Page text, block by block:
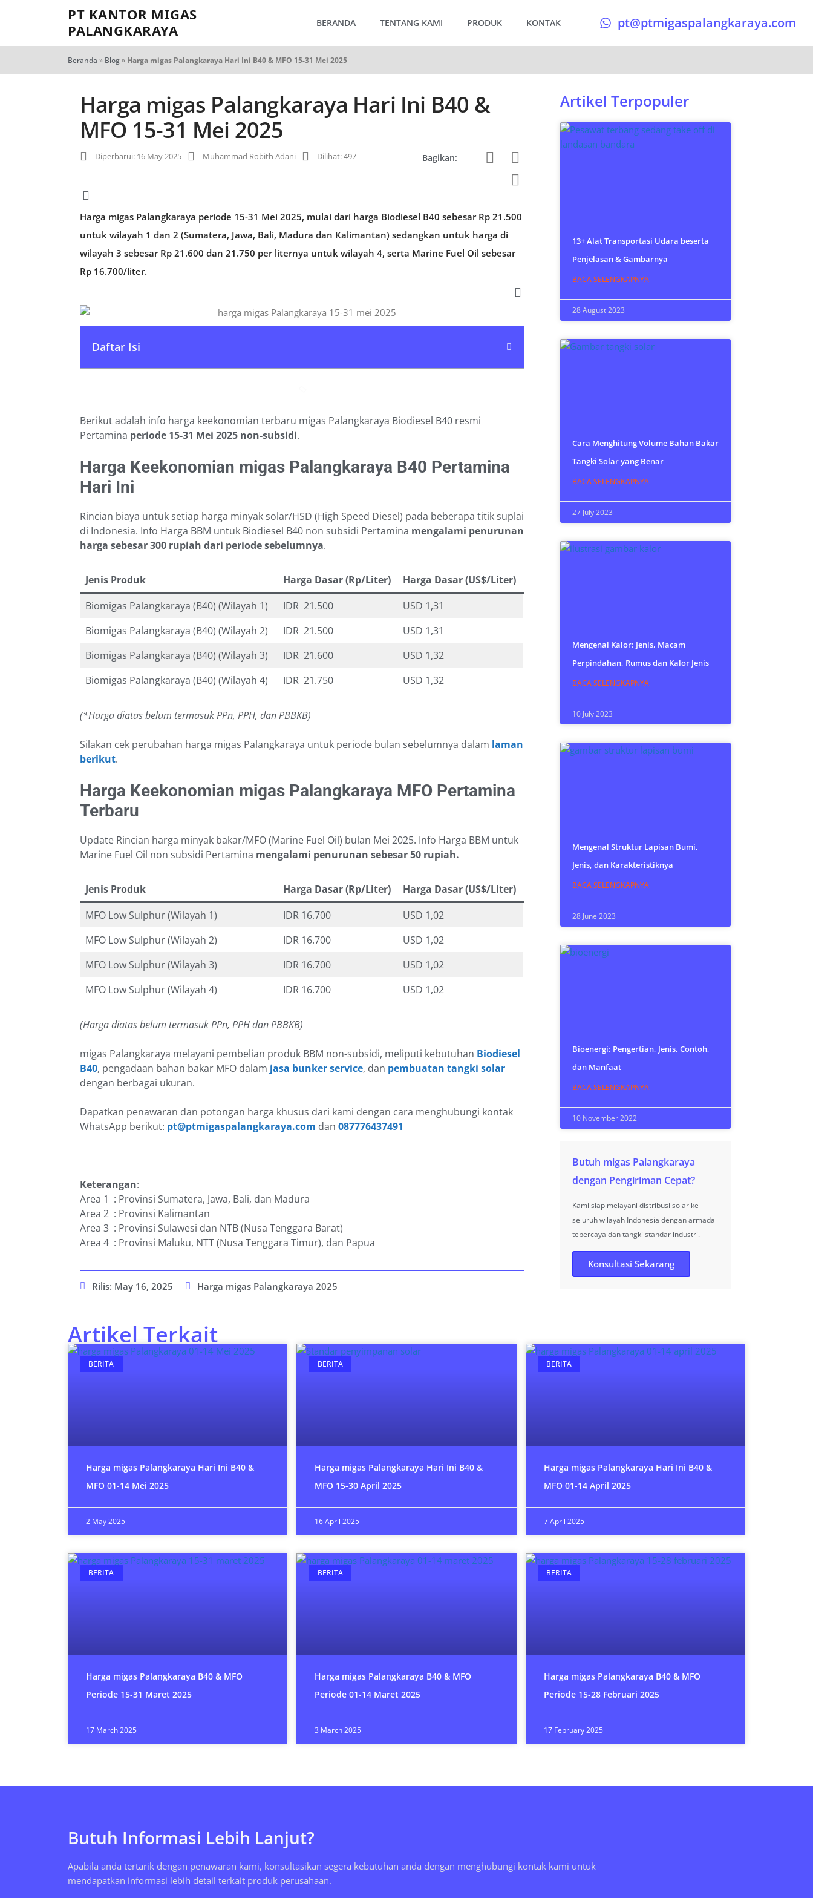
PT KANTOR MIGAS
PALANGKARAYA
BERANDA TENTANG KAMI PRODUK KONTAK pt@ptmigaspalangkaraya.com
Beranda » Blog» Harga migas Palangkaraya Hari Ini B40 & MFO 15-31 Mei 2025
Harga migas Palangkaraya Hari Ini B40 &
MFO 15-31 Mei 2025
Diperbarui: 16 May 2025 Muhammad Robith Adani Dilihat: 497 Bagikan:
Harga migas Palangkaraya periode 15-31 Mei 2025, mulai dari harga Biodiesel B40 sebesar Rp 21.500
untuk wilayah 1 dan 2 (Sumatera, Jawa, Bali, Madura dan Kalimantan) sedangkan untuk harga di
wilayah 3 sebesar Rp 21.600 dan 21.750 per liternya untuk wilayah 4, serta Marine Fuel Oil sebesar
Rp 16.700/liter.
Daftar Isi
Berikut adalah info harga keekonomian terbaru migas Palangkaraya Biodiesel B40 resmi
Pertamina periode 15-31 Mei 2025 non-subsidi.
Harga Keekonomian migas Palangkaraya B40 Pertamina
Hari Ini
Rincian biaya untuk setiap harga minyak solar/HSD (High Speed Diesel) pada beberapa titik suplai
di Indonesia. Info Harga BBM untuk Biodiesel B40 non subsidi Pertamina mengalami penurunan
harga sebesar 300 rupiah dari periode sebelumnya.
Jenis Produk Harga Dasar (Rp/Liter)
Harga Dasar (US$/Liter)
Biomigas Palangkaraya (B40) (Wilayah 1)
IDR 21.500
USD 1,31
Biomigas Palangkaraya (B40) (Wilayah 2)
IDR 21.500
USD 1,31
Biomigas Palangkaraya (B40) (Wilayah 3)
IDR 21.600
USD 1,32
Biomigas Palangkaraya (B40) (Wilayah 4)
IDR 21.750 USD 1,32
(*Harga diatas belum termasuk PPn, PPH, dan PBBKB)
Silakan cek perubahan harga migas Palangkaraya untuk periode bulan sebelumnya dalam laman
berikut.
Harga Keekonomian migas Palangkaraya MFO Pertamina
Terbaru
Update Rincian harga minyak bakar/MFO (Marine Fuel Oil) bulan Mei 2025. Info Harga BBM untuk
Marine Fuel Oil non subsidi Pertamina mengalami penurunan sebesar 50 rupiah.
Jenis Produk Harga Dasar (Rp/Liter)
Harga Dasar (US$/Liter)
MFO Low Sulphur (Wilayah 1)
IDR 16.700
USD 1,02
MFO Low Sulphur (Wilayah 2)
IDR 16.700
USD 1,02
MFO Low Sulphur (Wilayah 3)
IDR 16.700
USD 1,02
MFO Low Sulphur (Wilayah 4)
IDR 16.700 USD 1,02
(Harga diatas belum termasuk PPn, PPH dan PBBKB)
migas Palangkaraya melayani pembelian produk BBM non-subsidi, meliputi kebutuhan Biodiesel
B40, pengadaan bahan bakar MFO dalam jasa bunker service, dan pembuatan tangki solar
dengan berbagai ukuran.
Dapatkan penawaran dan potongan harga khusus dari kami dengan cara menghubungi kontak
WhatsApp berikut: pt@ptmigaspalangkaraya.com dan 087776437491
Keterangan:
Area 1 : Provinsi Sumatera, Jawa, Bali, dan Madura
Area 2 : Provinsi Kalimantan
Area 3 : Provinsi Sulawesi dan NTB (Nusa Tenggara Barat)
Area 4 : Provinsi Maluku, NTT (Nusa Tenggara Timur), dan Papua
Rilis: May 16, 2025 Harga migas Palangkaraya 2025
Artikel Terpopuler
13+ Alat Transportasi Udara beserta
Penjelasan & Gambarnya
BACA SELENGKAPNYA
28 August 2023
Cara Menghitung Volume Bahan Bakar
Tangki Solar yang Benar
BACA SELENGKAPNYA
27 July 2023
Mengenal Kalor: Jenis, Macam
Perpindahan, Rumus dan Kalor Jenis
BACA SELENGKAPNYA
10 July 2023
Mengenal Struktur Lapisan Bumi,
Jenis, dan Karakteristiknya
BACA SELENGKAPNYA
28 June 2023
Bioenergi: Pengertian, Jenis, Contoh,
dan Manfaat
BACA SELENGKAPNYA
10 November 2022
Butuh migas Palangkaraya
dengan Pengiriman Cepat?
Kami siap melayani distribusi solar ke
seluruh wilayah Indonesia dengan armada
tepercaya dan tangki standar industri.
Konsultasi Sekarang
Artikel Terkait
BERITA
Harga migas Palangkaraya Hari Ini B40 &
MFO 01-14 Mei 2025
2 May 2025
BERITA
Harga migas Palangkaraya Hari Ini B40 &
MFO 15-30 April 2025
16 April 2025
BERITA
Harga migas Palangkaraya Hari Ini B40 &
MFO 01-14 April 2025
7 April 2025
BERITA
Harga migas Palangkaraya B40 & MFO
Periode 15-31 Maret 2025
17 March 2025
BERITA
Harga migas Palangkaraya B40 & MFO
Periode 01-14 Maret 2025
3 March 2025
BERITA
Harga migas Palangkaraya B40 & MFO
Periode 15-28 Februari 2025
17 February 2025
Butuh Informasi Lebih Lanjut?
Apabila anda tertarik dengan penawaran kami, konsultasikan segera kebutuhan anda dengan menghubungi kontak kami untuk
mendapatkan informasi lebih detail terkait produk perusahaan.